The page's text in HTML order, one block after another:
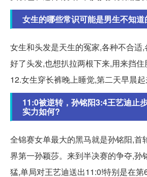
女生的哪些常识可能是男生不知道
女生和头发是天生的冤家,各种不合适
好了头发,也想扒拉两根下来,用来挡住
12.女生穿长裤晚上睡觉,第二天早晨起
11:0被逆转，孙铭阳3:4王艺迪止
实力如何?
全锦赛女单最大的黑马就是孙铭阳,首
界第一孙颖莎。来到半决赛的争夺,孙
猛,单局对王艺迪送出11:0!特别是在第6